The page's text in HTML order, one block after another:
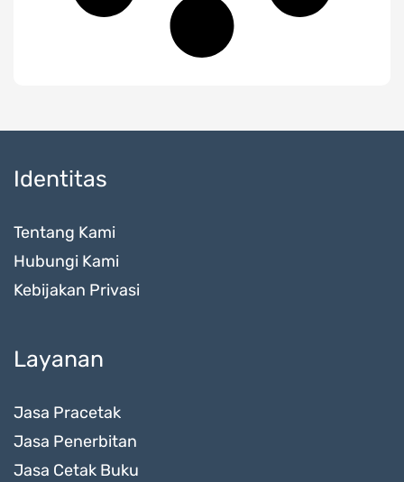
Identitas
Tentang Kami
Hubungi Kami
Kebijakan Privasi
Layanan
Jasa Pracetak
Jasa Penerbitan
Jasa Cetak Buku